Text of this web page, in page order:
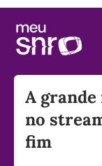
A grande
no
fim